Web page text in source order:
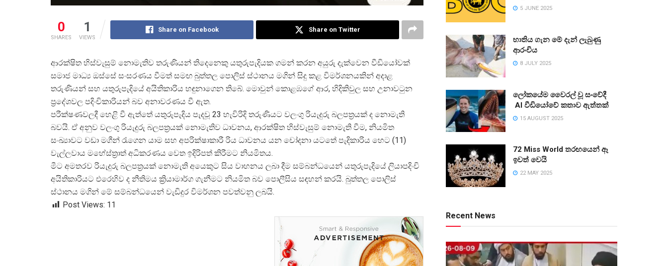
0
SHARES
1
VIEWS
Share on Facebook Share on Twitter
ආරක්ෂිත හිස්වැසුම් නොමැතිව තරුණියන් තිදෙනෙකු යතුරුපැදියක ගමන් කරන අයුරු දැක්වෙන වීඩියෝවක්
සමාජ මාධ් ය ඔස්සේ සංසරණය වීමත් සමඟ බුත්තල පොලිස් ස්ථානය මගින් සිදු කළ විමර්ශනයකින් අදාළ
තරුණියන් සහ යතුරුපැදියේ අයිතිකාරිය හඳුනාගෙන තිබේ. මොවුන් කොළඹගේ ආර, හිදිකිවුල සහ උනාවටුන
ප්රදේශවල පදිංචිකාරියන් බව අනාවරණය වී ඇත.
පරීක්ෂණවලදී හෙළි වී ඇත්තේ යතුරුපැදිය පැදවූ 23 හැවිරිදි තරුණියට වලංගු රියැදුරු බලපත්රයක් ද නොමැති
බවයි. ඒ අනුව වලංගු රියැදුරු බලපත්රයක් නොමැතිව ධාවනය, ආරක්ෂිත හිස්වැසුම් නොමැති වීම, නියමිත
සංඛ්යාවට වඩා මගීන් රැගෙන යාම සහ අපරික්ෂාකාරී රිය ධාවනය යන චෝදනා යටතේ පැදිකාරිය හෙට (11)
වැල්ලවාය මහේස්ත්රාත් අධිකරණය වෙත ඉදිරිපත් කිරීමට නියමිතය.
මීට අමතරව රියැදුරු බලපත්රයක් නොමැති අයෙකුට සිය වාහනය ලබා දීම සම්බන්ධයෙන් යතුරුපැදියේ ලියාපදිංචි
අයිතිකාරියට එරෙහිව ද නීතිමය ක්රියාමාර්ග ගැනීමට නියමිත බව පොලීසිය සඳහන් කරයි. බුත්තල පොලිස්
ස්ථානය මගින් මේ සම්බන්ධයෙන් වැඩිදුර විමර්ශන පවත්වනු ලබයි.
Post Views: 11
5 JUNE 2025
භාතිය ගැන මේ දැන් ලැබුණු
ආරංචිය
8 JULY 2025
ලෝකයේම වෛරල් වූ සංවේදී
AI වීඩියෝවේ කතාව ඇත්තක්
15 AUGUST 2025
72 Miss World තරඟයෙන් ඈ
ඉවත් වෙයි
22 MAY 2025
Recent News